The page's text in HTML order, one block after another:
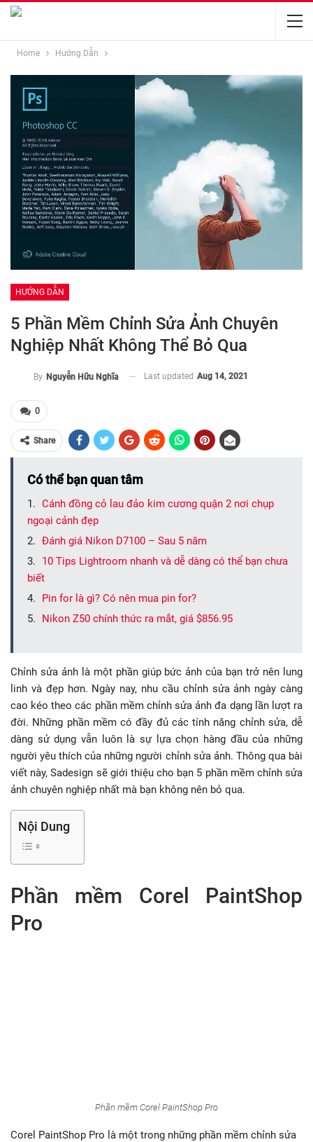
Home Hướng Dẫn
HƯỚNG DẪN
5 Phần Mềm Chỉnh Sửa Ảnh Chuyên
Nghiệp Nhất Không Thể Bỏ Qua
By Nguyễn Hữu Nghĩa Last updated Aug 14, 2021
0
Share
Có thể bạn quan tâm
Cánh đồng cỏ lau đảo kim cương quận 2 nơi chụp
ngoại cảnh đẹp
Đánh giá Nikon D7100 – Sau 5 năm
10 Tips Lightroom nhanh và dễ dàng có thể bạn chưa
biết
Pin for là gì? Có nên mua pin for?
Nikon Z50 chính thức ra mắt, giá $856.95
Chỉnh sửa ảnh là một phần giúp bức ảnh của bạn trở nên lung
linh và đẹp hơn. Ngày nay, nhu cầu chỉnh sửa ảnh ngày càng
cao kéo theo các phần mềm chỉnh sửa ảnh đa dạng lần lượt ra
đời. Những phần mềm có đầy đủ các tính năng chỉnh sửa, dễ
dàng sử dụng vẫn luôn là sự lựa chọn hàng đầu của những
người yêu thích của những người chỉnh sửa ảnh. Thông qua bài
viết này, Sadesign sẽ giới thiệu cho bạn 5 phần mềm chỉnh sửa
ảnh chuyên nghiệp nhất mà bạn không nên bỏ qua.
Nội Dung
Phần mềm Corel PaintShop
Pro
Phần mềm Corel PaintShop Pro
Corel PaintShop Pro là một trong những phần mềm chỉnh sửa